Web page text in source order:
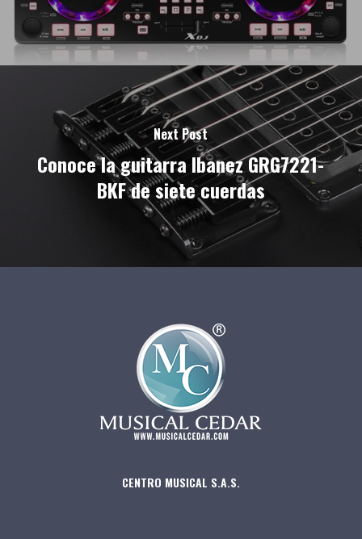
Next Post
Conoce la guitarra Ibanez GRG7221-
BKF de siete cuerdas
CENTRO MUSICAL S.A.S.